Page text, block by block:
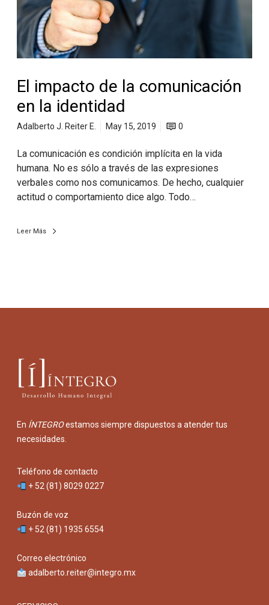
El impacto de la comunicación
en la identidad
Adalberto J. Reiter E. May 15, 2019 0
La comunicación es condición implícita en la vida
humana. No es sólo a través de las expresiones
verbales como nos comunicamos. De hecho, cualquier
actitud o comportamiento dice algo. Todo…
Leer Más
En ÍNTEGROestamos siempre dispuestos a atender tus
necesidades.
Teléfono de contacto
+ 52 (81) 8029 0227
Buzón de voz
+ 52 (81) 1935 6554
Correo electrónico
adalberto.reiter@integro.mx